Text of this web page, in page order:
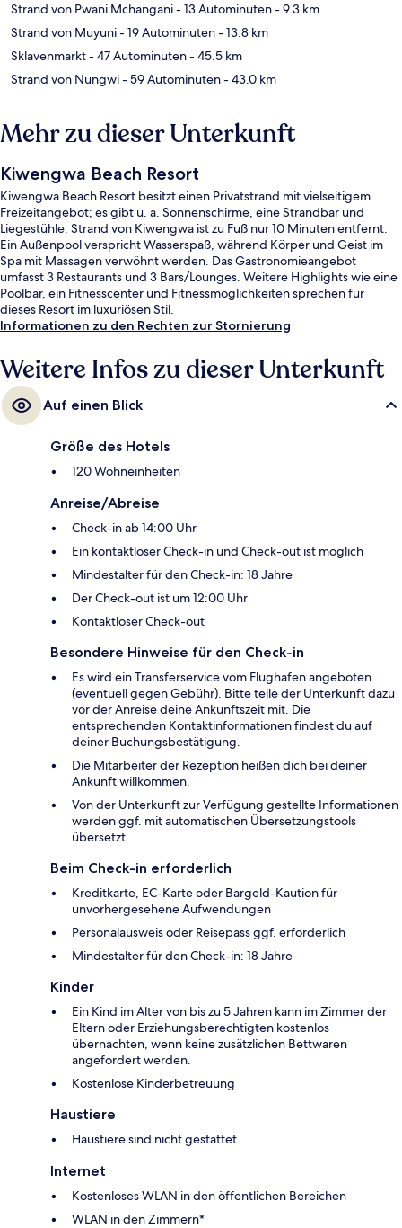
Strand von Pwani Mchangani- 13 Autominuten- 9.3 km
Strand von Muyuni- 19 Autominuten- 13.8 km
Sklavenmarkt- 47 Autominuten- 45.5 km
Strand von Nungwi- 59 Autominuten- 43.0 km
Mehr zu dieser Unterkunft
Kiwengwa Beach Resort
Kiwengwa Beach Resort besitzt einen Privatstrand mit vielseitigem
Freizeitangebot; es gibt u. a. Sonnenschirme, eine Strandbar und
Liegestühle. Strand von Kiwengwa ist zu Fuß nur 10 Minuten entfernt.
Ein Außenpool verspricht Wasserspaß, während Körper und Geist im
Spa mit Massagen verwöhnt werden. Das Gastronomieangebot
umfasst 3 Restaurants und 3 Bars/Lounges. Weitere Highlights wie eine
Poolbar, ein Fitnesscenter und Fitnessmöglichkeiten sprechen für
dieses Resort im luxuriösen Stil.
Informationen zu den Rechten zur Stornierung
Weitere Infos zu dieser Unterkunft
Auf einen Blick
Größe des Hotels
120 Wohneinheiten
Anreise/Abreise
Check-in ab 14:00 Uhr
Ein kontaktloser Check-in und Check-out ist möglich
Mindestalter für den Check-in: 18 Jahre
Der Check-out ist um 12:00 Uhr
Kontaktloser Check-out
Besondere Hinweise für den Check-in
Es wird ein Transferservice vom Flughafen angeboten
(eventuell gegen Gebühr). Bitte teile der Unterkunft dazu
vor der Anreise deine Ankunftszeit mit. Die
entsprechenden Kontaktinformationen findest du auf
deiner Buchungsbestätigung.
Die Mitarbeiter der Rezeption heißen dich bei deiner
Ankunft willkommen.
Von der Unterkunft zur Verfügung gestellte Informationen
werden ggf. mit automatischen Übersetzungstools
übersetzt.
Beim Check-in erforderlich
Kreditkarte, EC-Karte oder Bargeld-Kaution für
unvorhergesehene Aufwendungen
Personalausweis oder Reisepass ggf. erforderlich
Mindestalter für den Check-in: 18 Jahre
Kinder
Ein Kind im Alter von bis zu 5 Jahren kann im Zimmer der
Eltern oder Erziehungsberechtigten kostenlos
übernachten, wenn keine zusätzlichen Bettwaren
angefordert werden.
Kostenlose Kinderbetreuung
Haustiere
Haustiere sind nicht gestattet
Internet
Kostenloses WLAN in den öffentlichen Bereichen
WLAN in den Zimmern*